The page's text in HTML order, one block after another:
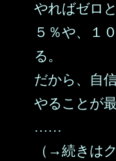
やればゼロ
５％や、１
る。
だから、自
やることが
……
（→続きは